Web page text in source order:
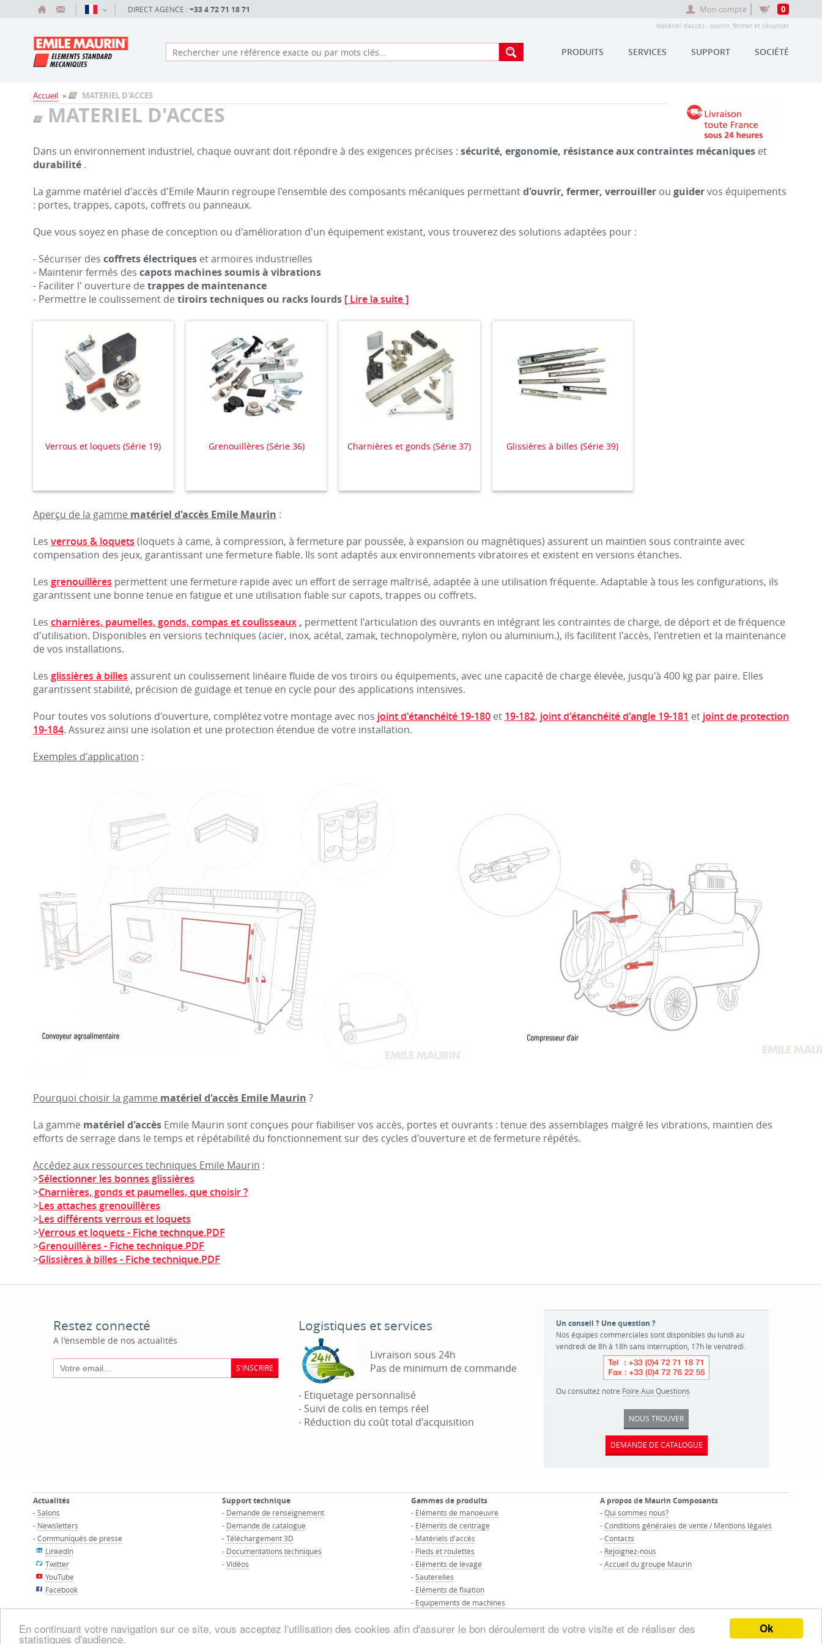
Ok
En continuant votre navigation sur ce site, vous acceptez l'utilisation des cookies afin d'assurer le bon déroulement de votre visite et de réaliser des
statistiques d'audience.
DIRECT AGENCE : +33 4 72 71 18 71 Mon compte 0
Matériel d'accès : ouvrrir, fermer et sécuriser
PRODUITS SERVICES SUPPORT SOCIÉTÉ
Accueil » MATERIEL D'ACCES
MATERIEL D'ACCES
Dans un environnement industriel, chaque ouvrant doit répondre à des exigences précises : sécurité, ergonomie, résistance aux contraintes mécaniques et
durabilité.
La gamme matériel d'accès d'Emile Maurin regroupe l'ensemble des composants mécaniques permettantd'ouvrir, fermer, verrouillerou guidervos équipements
: portes, trappes, capots, coffrets ou panneaux.
Que vous soyez en phase de conception ou d'amélioration d'un équipement existant, vous trouverez des solutions adaptées pour :
- Sécuriser des coffrets électriqueset armoires industrielles
- Maintenir fermés des capots machines soumis à vibrations
- Faciliter l' ouverture de trappes de maintenance
- Permettre le coulissement de tiroirs techniques ou racks lourds [ Lire la suite ]
Verrous et loquets (Série 19) Grenouillères (Série 36) Charnières et gonds (Série 37) Glissières à billes (Série 39)
Aperçu de la gamme matériel d'accès Emile Maurin :
Les verrous & loquets (loquets à came, à compression, à fermeture par poussée, à expansion ou magnétiques) assurent un maintien sous contrainte avec
compensation des jeux, garantissant une fermeture fiable. Ils sont adaptés aux environnements vibratoires et existent en versions étanches.
Les grenouillères permettent une fermeture rapide avec un effort de serrage maîtrisé, adaptée à une utilisation fréquente. Adaptable à tous les configurations, ils
garantissent une bonne tenue en fatigue et une utilisation fiable sur capots, trappes ou coffrets.
Les charnières, paumelles, gonds, compas et coulisseaux, permettent l'articulation des ouvrants en intégrant les contraintes de charge, de déport et de fréquence
d'utilisation. Disponibles en versions techniques (acier, inox, acétal, zamak, technopolymère, nylon ou aluminium.), ils facilitent l'accès, l'entretien et la maintenance
de vos installations.
Les glissières à billes assurent un coulissement linéaire fluide de vos tiroirs ou équipements, avec une capacité de charge élevée, jusqu'à 400 kg par paire. Elles
garantissent stabilité, précision de guidage et tenue en cycle pour des applications intensives.
Pour toutes vos solutions d'ouverture, complétez votre montage avec nos joint d'étanchéité 19-180et 19-182, joint d'étanchéité d'angle 19-181 et joint de protection
19-184. Assurez ainsi une isolation et une protection étendue de votre installation.
Exemples d'application :
Pourquoi choisir la gamme matériel d'accès Emile Maurin ?
La gamme matériel d'accèsEmile Maurin sont conçues pour fiabiliser vos accès, portes et ouvrants : tenue des assemblages malgré les vibrations, maintien des
efforts de serrage dans le temps et répétabilité du fonctionnement sur des cycles d'ouverture et de fermeture répétés.
Accédez aux ressources techniques Emile Maurin :
>Sélectionner les bonnes glissières
>Charnières, gonds et paumelles, que choisir ?
>Les attaches grenouillères
>Les différents verrous et loquets
>Verrous et loquets - Fiche technque.PDF
>Grenouillères - Fiche technique.PDF
>Glissières à billes - Fiche technique.PDF
Restez connecté
A l'ensemble de nos actualités
S'INSCRIRE
Logistiques et services
Livraison sous 24h
Pas de minimum de commande
- Etiquetage personnalisé
- Suivi de colis en temps réel
- Réduction du coût total d'acquisition
Un conseil ? Une question ?
Nos équipes commerciales sont disponibles du lundi au
vendredi de 8h à 18h sans interruption, 17h le vendredi.
Ou consultez notre Foire Aux Questions
NOUS TROUVER
DEMANDE DE CATALOGUE
Actualités
-Salons
- Newsletters
-Communiqués de presse
LinkedIn
Twitter
YouTube
Facebook
Support technique
- Demande de renseignement
- Demande de catalogue
-Téléchargement 3D
- Documentations techniques
-Vidéos
Gammes de produits
- Eléments de manoeuvre
- Eléments de centrage
- Matériels d'accès
- Pieds et roulettes
- Eléments de levage
-Sauterelles
- Eléments de fixation
- Equipements de machines
A propos de Maurin Composants
-Qui sommes nous?
-Conditions générales de vente / Mentions légales
-Contacts
- Rejoignez-nous
-Accueil du groupe Maurin
© GROUPE MAURIN - Tous droits réservés